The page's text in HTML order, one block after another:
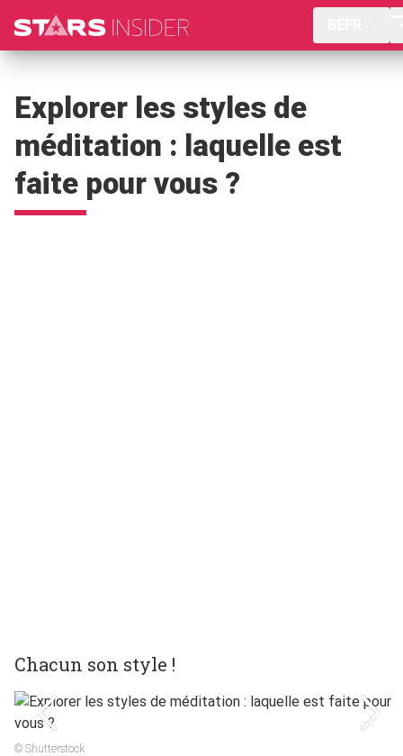
Explorer les styles de
méditation : laquelle est
faite pour vous ?
Chacun son style !
© Shutterstock